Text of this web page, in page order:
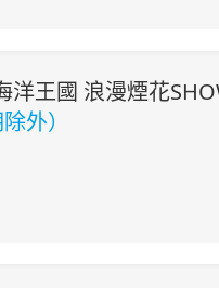
洋王國 浪漫煙花
外）